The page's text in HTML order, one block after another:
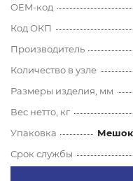
OEM-код
Код ОКП
Производитель
Количество в узле
Размеры изделия, мм
Вес нетто, кг
Упаковка
Мешок
Срок службы